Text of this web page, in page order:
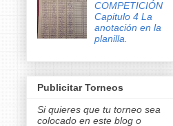
COMPETICIÓN
Capitulo 4 La
anotación en la
planilla.
Publicitar Torneos
Si quieres que tu torneo sea
colocado en este blog o